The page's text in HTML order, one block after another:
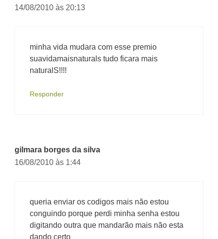
14/08/2010 às 20:13
minha vida mudara com esse premio
suavidamaisnaturals tudo ficara mais
naturalS!!!!
Responder
gilmara borges da silva
16/08/2010 às 1:44
queria enviar os codigos mais não estou
conguindo porque perdi minha senha estou
digitando outra que mandarão mais não esta
dando certo